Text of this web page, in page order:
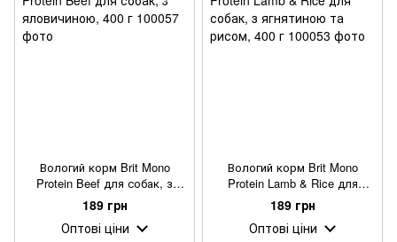
Вологий корм Brit Mono
Protein Beef для собак, з
яловичиною, 400 г
189 грн
Оптові ціни
Вологий корм Brit Mono
Protein Lamb & Rice для
собак, з ягнятиною та рисом,
400 г
189 грн
Оптові ціни